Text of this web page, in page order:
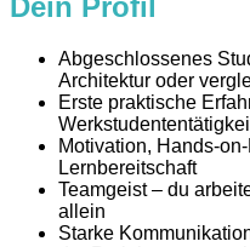
Dein Profil
Abgeschlossenes
Architektur oder
Erste praktische
Motivation, Hands-
Lernbereitschaft
Teamgeist – du
allein
Starke